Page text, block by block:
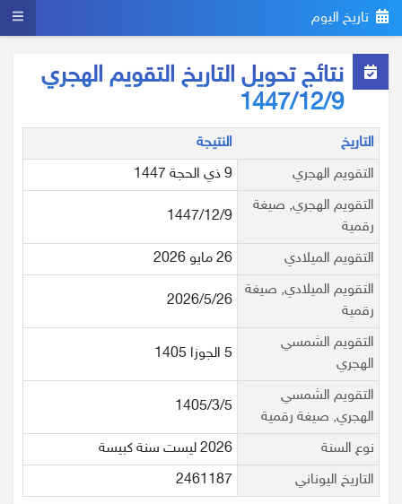
تاريخ اليوم
نتائج تحويل التاريخ التقويم الهجري
1447/12/9
التاريخ
النتيجة
التقويم الهجري
9 ذي الحجة 1447
التقويم الهجري, صيغة
رقمية
1447/12/9
التقويم الميلادي
26 مايو 2026
التقويم الميلادي, صيغة
رقمية
2026/5/26
التقويم الشمسي
الهجري
5 الجوزا 1405
التقويم الشمسي
الهجري, صيغة رقمية
1405/3/5
نوع السنة
2026 ليست سنة كبيسة
التاريخ اليوناني
2461187